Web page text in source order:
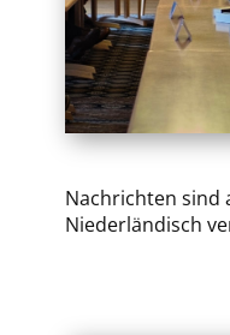
Nachrichten sind
Niederländisch